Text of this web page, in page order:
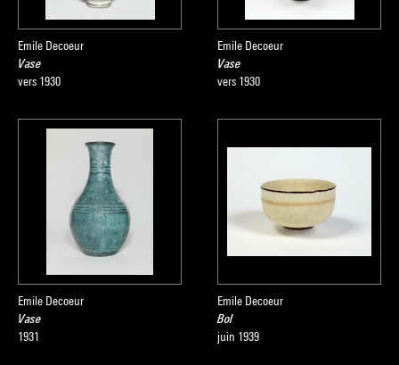
Emile Decoeur
Vase
vers 1930
Emile Decoeur
Vase
vers 1930
Emile Decoeur
Vase
1931
Emile Decoeur
Bol
juin 1939